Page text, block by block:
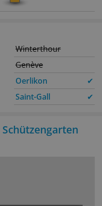
Winterthour
Genève
Oerlikon
✔
Saint-Gall
✔